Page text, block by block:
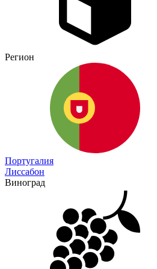
Регион
Португалия
Лиссабон
Виноград